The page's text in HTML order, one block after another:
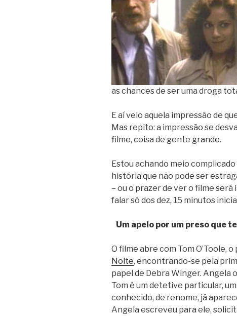
as chances de ser uma droga
E aí veio aquela impressão de
Mas repito: a impressão se
filme, coisa de gente grande.
Estou achando meio
história que não pode ser
– ou o prazer de ver o filme
falar só dos dez, 15 minutos
Um apelo por um preso que
O filme abre com Tom
Nolte, encontrando-se pela
papel de Debra Winger. Angela
Tom é um detetive particular,
conhecido, de renome, já
Angela escreveu para ele,